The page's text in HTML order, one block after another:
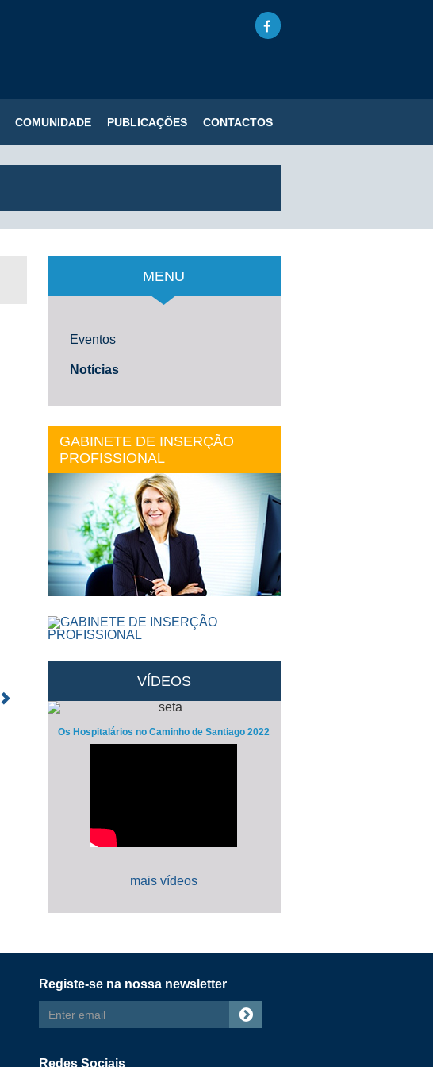
COMUNIDADE PUBLICAÇÕES CONTACTOS
MENU
Eventos
Notícias
GABINETE DE INSERÇÃO
PROFISSIONAL
VÍDEOS
Os Hospitalários no Caminho de Santiago 2022
mais vídeos
Registe-se na nossa newsletter
address
Redes Sociais